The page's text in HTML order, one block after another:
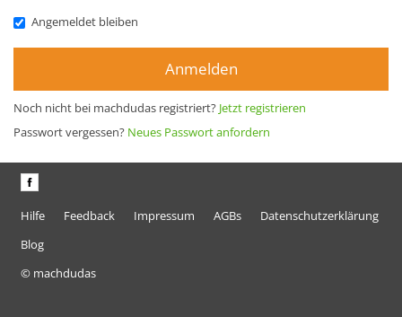
Angemeldet bleiben
Anmelden
Noch nicht bei machdudas registriert? Jetzt registrieren
Passwort vergessen? Neues Passwort anfordern
Hilfe Feedback Impressum AGBs
Datenschutzerklärung
Blog
© machdudas